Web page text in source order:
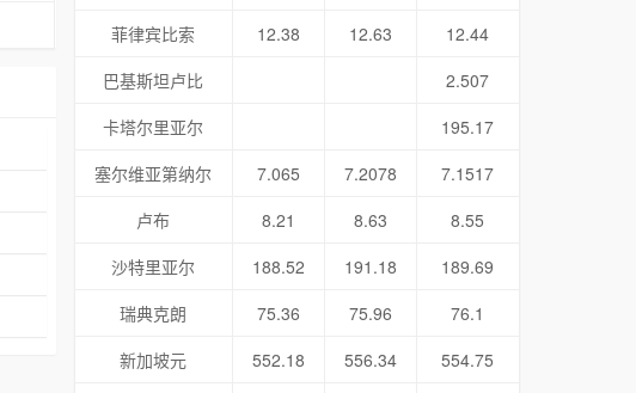
菲律宾比索
12.38 12.63
12.44
巴基斯坦卢比
2.507
卡塔尔里亚尔
195.17
塞尔维亚第纳尔
7.065 7.2078
7.1517
卢布
8.21 8.63
8.55
沙特里亚尔
188.52 191.18
189.69
瑞典克朗
75.36 75.96
76.1
新加坡元
552.18 556.34
554.75